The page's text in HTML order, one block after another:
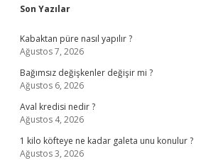
Sidebar
Son Yazılar
Kabaktan püre nasıl yapılır ?
Ağustos 7, 2026
Bağımsız değişkenler değişir mi ?
Ağustos 6, 2026
Aval kredisi nedir ?
Ağustos 4, 2026
1 kilo köfteye ne kadar galeta unu konulur ?
Ağustos 3, 2026